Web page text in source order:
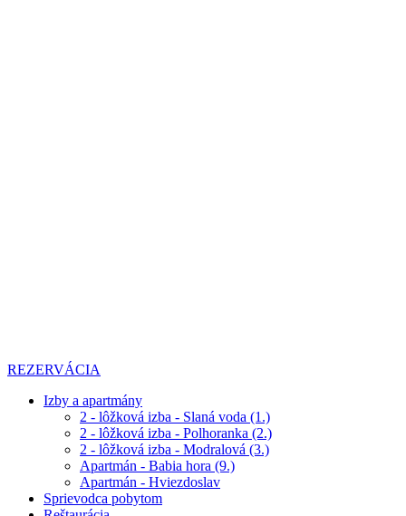
REZERVÁCIA
Izby a apartmány
2 - lôžková izba - Slaná voda (1.)
2 - lôžková izba - Polhoranka (2.)
2 - lôžková izba - Modralová (3.)
Apartmán - Babia hora (9.)
Apartmán - Hviezdoslav
Sprievodca pobytom